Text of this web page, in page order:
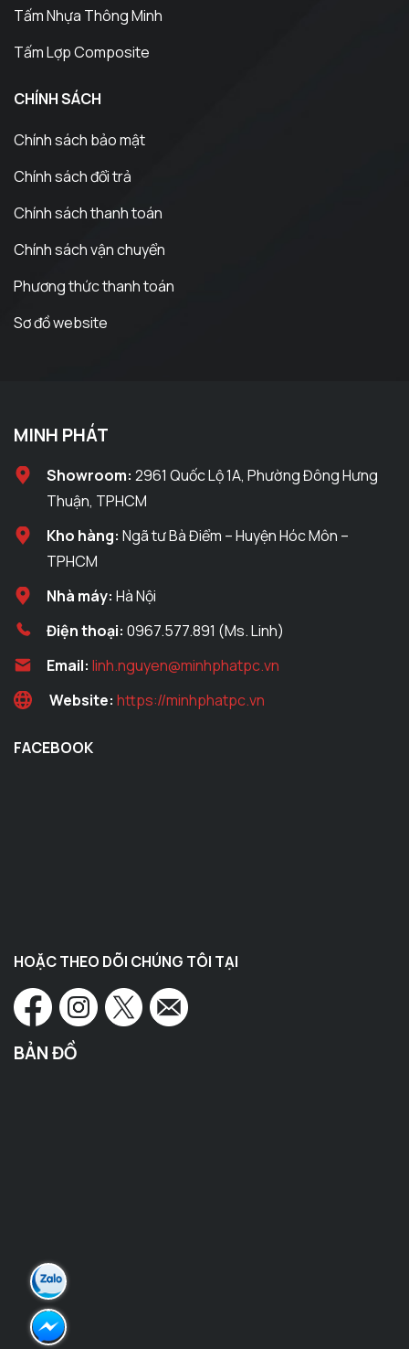
Tấm Nhựa Thông Minh
Tấm Lợp Composite
CHÍNH SÁCH
Chính sách bảo mật
Chính sách đổi trả
Chính sách thanh toán
Chính sách vận chuyển
Phương thức thanh toán
Sơ đồ website
MINH PHÁT
Showroom: 2961 Quốc Lộ 1A, Phường Đông Hưng
Thuận, TPHCM
Kho hàng: Ngã tư Bà Điểm – Huyện Hóc Môn –
TPHCM
Nhà máy: Hà Nội
Điện thoại: 0967.577.891 (Ms. Linh)
Email: linh.nguyen@minhphatpc.vn
Website: https://minhphatpc.vn
FACEBOOK
HOẶC THEO DÕI CHÚNG TÔI TẠI
BẢN ĐỒ